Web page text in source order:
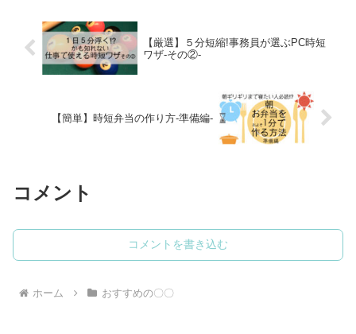
【厳選】５分短縮!事務員が選ぶPC時短
ワザ-その②-
【簡単】時短弁当の作り方-準備編-
コメント
コメントを書き込む
ホーム おすすめの〇〇